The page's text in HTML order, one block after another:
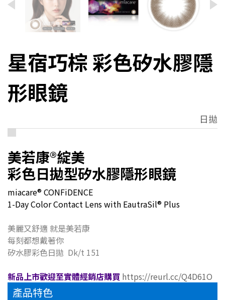
星宿巧棕 彩色矽水膠隱
形眼鏡
日拋
美若康®綻美
彩色日拋型矽水膠隱形眼鏡
miacare® CONFiDENCE
1-Day Color Contact Lens with EautraSil® Plus
美麗又舒適 就是美若康
每刻都想戴著你
矽水膠彩色日拋 Dk/t 151
新品上市歡迎至實體經銷店購買 https://reurl.cc/Q4D61O
產品特色